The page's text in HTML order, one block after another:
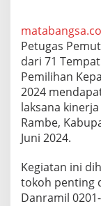
Petugas
dari 71
Pemilihan
2024
laksana
Rambe,
Juni 2024.
Kegiatan ini
tokoh penting
Danramil